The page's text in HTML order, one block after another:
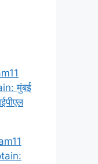
मुंबई